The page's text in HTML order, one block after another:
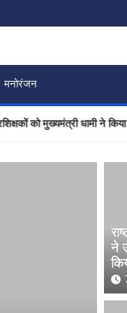
मनोरंजन
धामी ने किया सम्मानित
ने